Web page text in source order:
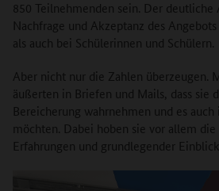
850 Teilnehmenden sein. Der
Nachfrage und Akzeptanz des
als auch bei Schülerinnen und Schülern.
Aber nicht nur die Zahlen überzeugen.
äußerten in Briefen und Mails, dass sie
Bereicherung wahrnehmen und es
möchten. Dabei hoben sie vor allem
Erfahrungen und grundlegender